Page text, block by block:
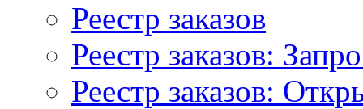
Реестр заказов
Реестр заказов:
Реестр заказов: